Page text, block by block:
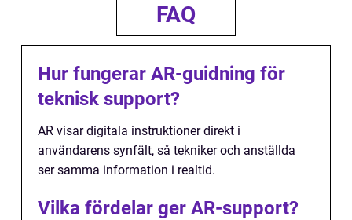
FAQ
Hur fungerar AR-guidning för
teknisk support?
AR visar digitala instruktioner direkt i
användarens synfält, så tekniker och anställda
ser samma information i realtid.
Vilka fördelar ger AR-support?